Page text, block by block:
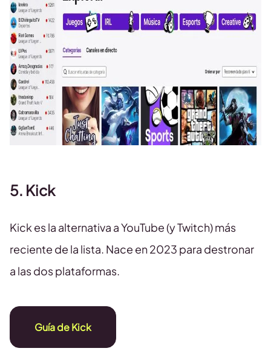
5. Kick
Kick es la alternativa a YouTube (y Twitch) más
reciente de la lista. Nace en 2023 para destronar
a las dos plataformas.
Guía de Kick